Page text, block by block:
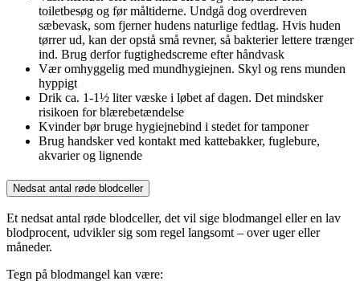
toiletbesøg og før måltiderne. Undgå dog overdreven
sæbevask, som fjerner hudens naturlige fedtlag. Hvis huden
tørrer ud, kan der opstå små revner, så bakterier lettere trænger
ind. Brug derfor fugtighedscreme efter håndvask
Vær omhyggelig med mundhygiejnen. Skyl og rens munden
hyppigt
Drik ca. 1-1½ liter væske i løbet af dagen. Det mindsker
risikoen for blærebetændelse
Kvinder bør bruge hygiejnebind i stedet for tamponer
Brug handsker ved kontakt med kattebakker, fuglebure,
akvarier og lignende
Nedsat antal røde blodceller
Et nedsat antal røde blodceller, det vil sige blodmangel eller en lav
blodprocent, udvikler sig som regel langsomt – over uger eller
måneder.
Tegn på blodmangel kan være: